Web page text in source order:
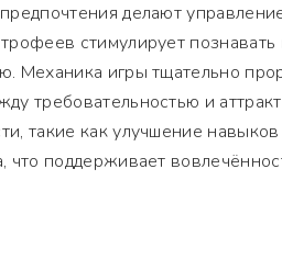
делают
стимулирует
Механика игры тщательно
требовательностью и
такие как улучшение
что поддерживает